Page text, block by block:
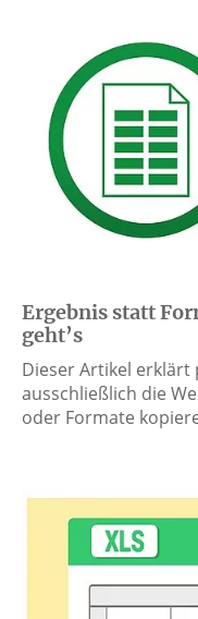
Ergebnis statt
geht’s
Dieser Artikel erklärt
ausschließlich die
oder Formate